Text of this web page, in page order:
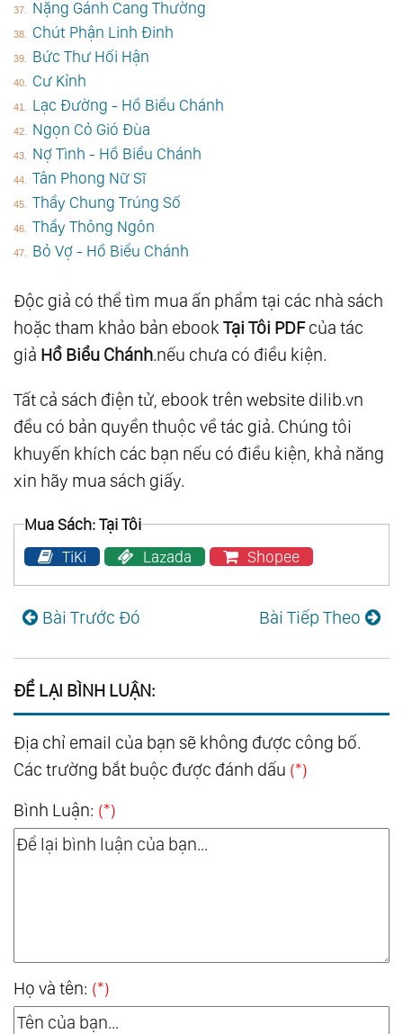
Nặng Gánh Cang Thường
Chút Phận Linh Đinh
Bức Thư Hối Hận
Cư Kỉnh
Lạc Đường - Hồ Biểu Chánh
Ngọn Cỏ Gió Đùa
Nợ Tình - Hồ Biểu Chánh
Tân Phong Nữ Sĩ
Thầy Chung Trúng Số
Thầy Thông Ngôn
Bỏ Vợ - Hồ Biểu Chánh
Độc giả có thể tìm mua ấn phẩm tại các nhà sách
hoặc tham khảo bản ebook Tại Tôi PDFcủa tác
giả Hồ Biểu Chánh.nếu chưa có điều kiện.
Tất cả sách điện tử, ebook trên website dilib.vn
đều có bản quyền thuộc về tác giả. Chúng tôi
khuyến khích các bạn nếu có điều kiện, khả năng
xin hãy mua sách giấy.
Mua Sách: Tại Tôi
TiKi
Lazada Shopee
Bài Trước Đó Bài Tiếp Theo
ĐỂ LẠI BÌNH LUẬN:
Địa chỉ email của bạn sẽ không được công bố.
Các trường bắt buộc được đánh dấu (*)
Bình Luận: (*)
Họ và tên: (*)